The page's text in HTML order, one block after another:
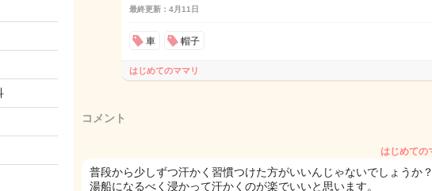
最終更新：4月11日
車 帽子
はじめてのママリ
コメント
はじめての
普段から少しずつ汗かく習慣つけた方がいいんじゃないでしょうか？
湯船になるべく浸かって汗かくのが楽でいいと思います。